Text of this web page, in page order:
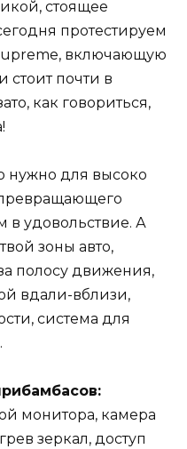
стоящее
протестируем
включающую
стоит почти в
как говориться,
нужно для высоко
в удовольствие. А
зоны авто,
полосу движения,
вдали-вблизи,
система для
монитора, камера
зеркал, доступ